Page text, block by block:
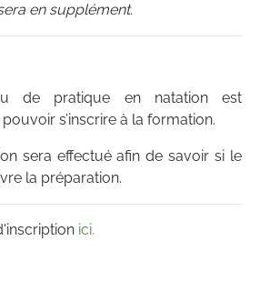
en supplément.
de pratique en natation est
s’inscrire à la formation.
sera effectué afin de savoir si le
la préparation.
ici.